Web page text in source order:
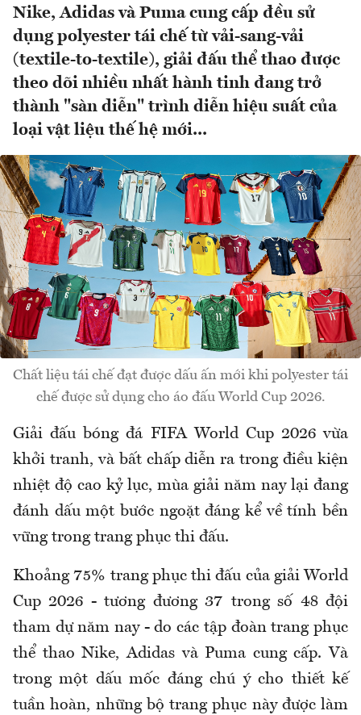
Nike, Adidas và Puma cung cấp đều sử
dụng polyester tái chế từ vải-sang-vải
(textile-to-textile), giải đấu thể thao được
theo dõi nhiều nhất hành tinh đang trở
thành "sàn diễn" trình diễn hiệu suất của
loại vật liệu thế hệ mới...
Chất liệu tái chế đạt được dấu ấn mới khi polyester tái
chế được sử dụng cho áo đấu World Cup 2026.
Giải đấu bóng đá FIFA World Cup 2026 vừa
khởi tranh, và bất chấp diễn ra trong điều kiện
nhiệt độ cao kỷ lục, mùa giải năm nay lại đang
đánh dấu một bước ngoặt đáng kể về tính bền
vững trong trang phục thi đấu.
Khoảng 75% trang phục thi đấu của giải World
Cup 2026 - tương đương 37 trong số 48 đội
tham dự năm nay - do các tập đoàn trang phục
thể thao Nike, Adidas và Puma cung cấp. Và
trong một dấu mốc đáng chú ý cho thiết kế
tuần hoàn, những bộ trang phục này được làm